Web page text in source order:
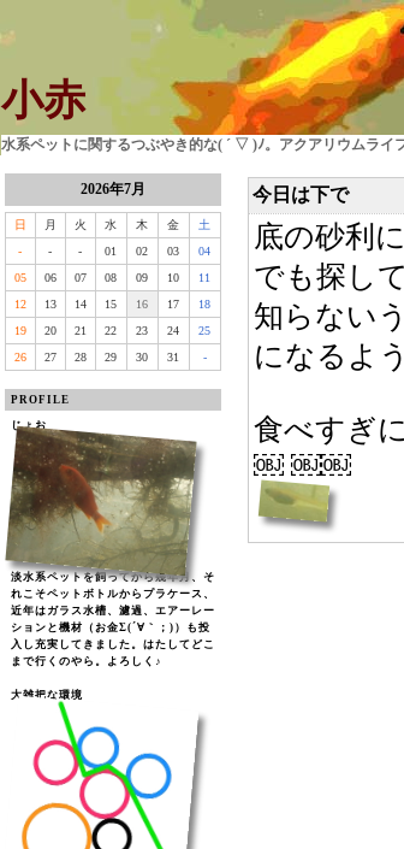
小赤
水系ペットに関するつぶやき的な( ´ ▽ )ﾉ。アクアリウムライ
2026年7月
日 月 火 水 木 金
土
-
- - 01 02 03
04
05
06 07 08 09 10
11
12
13 14 15 16 17
18
19
20 21 22 23 24
25
26
27 28 29 30 31 -
PROFILE
じょお
淡水系ペットを飼ってから幾年月、そ
れこそペットボトルからプラケース、
近年はガラス水槽、濾過、エアーレー
ションと機材（お金Σ(´∀｀；)）も投
入し充実してきました。はたしてどこ
まで行くのやら。よろしく♪
大雑把な環境
今日は下で
底の砂利
でも探し
知らない
になるよ
食べすぎ
￼ ￼￼